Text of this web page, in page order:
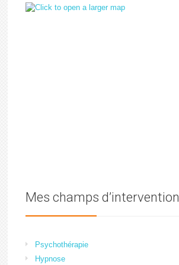
Mes champs d’intervention
Psychothérapie
Hypnose